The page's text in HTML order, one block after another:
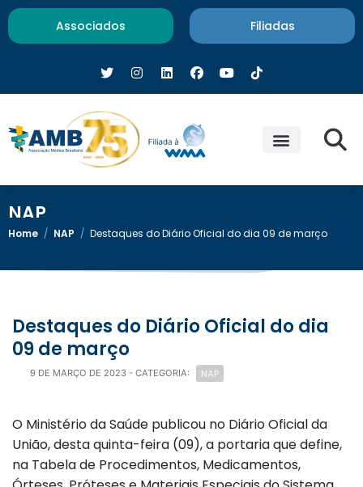
Associados Filiadas
NAP
Home / NAP / Destaques do Diário Oficial do dia 09 de março
Destaques do Diário Oficial do dia
09 de março
9 DE MARÇO DE 2023 - CATEGORIA: NAP
O Ministério da Saúde publicou no Diário Oficial da
União, desta quinta-feira (09), a portaria que define,
na Tabela de Procedimentos, Medicamentos,